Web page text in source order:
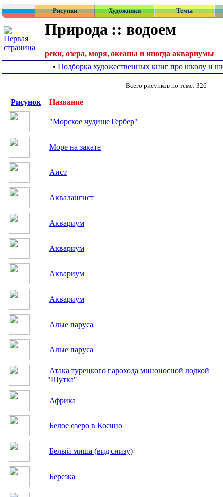
Рисунки Художники Темы
Природа :: водоем
реки, озера, моря, океаны и иногда аквариумы
• Подборка художественных книг про школу и
Всего рисунков по теме: 326
Рисунок Название
"Морское чудище Гербер"
Mope на закате
Аист
Аквалангист
Аквариум
Аквариум
Аквариум
Аквариум
Алые паруса
Алые паруса
Атака турецкого парохода миноносной лодкой
"Шутка"
Африка
Белое озеро в Косино
Белый миша (вид снизу)
Березка